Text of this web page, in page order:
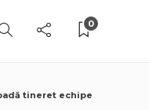
0
tineret echipe